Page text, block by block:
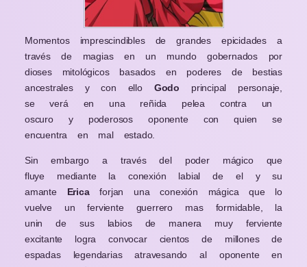
Momentos imprescindibles de grandes epicidades a
través de magias en un mundo gobernados por
dioses mitológicos basados en poderes de bestias
ancestrales y con ello Godo principal personaje,
se verá en una reñida pelea contra un
oscuro y poderosos oponente con quien se
encuentra en mal estado.
Sin embargo a través del poder mágico que
fluye mediante la conexión labial de el y su
amante Ericaforjan una conexión mágica que lo
vuelve un ferviente guerrero mas formidable, la
unin de sus labios de manera muy ferviente
excitante logra convocar cientos de millones de
espadas legendarias atravesando al oponente en